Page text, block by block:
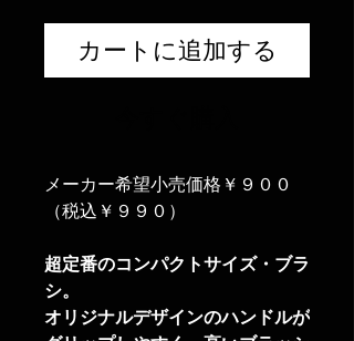
カートに追加する
メーカー希望小売価格￥９００
（税込￥９９０）
超定番のコンパクトサイズ・ブラ
シ。
オリジナルデザインのハンドルが